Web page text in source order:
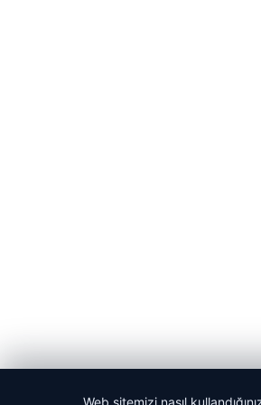
Web sitemizi nasıl